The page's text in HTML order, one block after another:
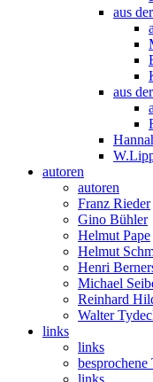
aus
aus
autoren
autoren
Franz Rieder
Gino Bühler
Helmut Pape
Helmut
Henri
Michael
Reinhard
Walter
links
links
besprochene